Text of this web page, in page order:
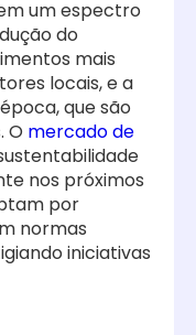
um espectro
do
mais
locais, e a
que são
O mercado de
nos próximos
por
normas
iniciativas